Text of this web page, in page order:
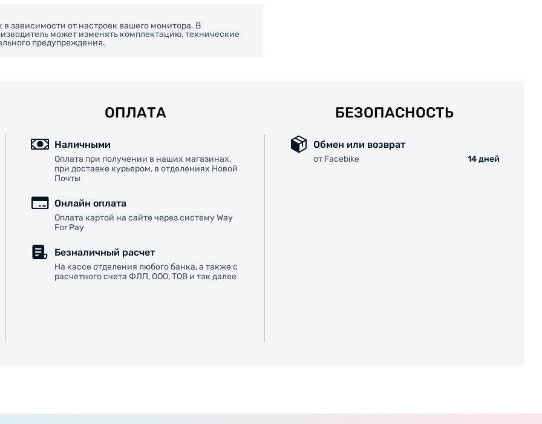
в зависимости от настроек вашего монитора. В
может изменять комплектацию, технические
предупреждения.
ОПЛАТА
Наличными
Оплата при получении в наших магазинах,
при доставке курьером, в отделениях Новой
Почты
Онлайн оплата
Оплата картой на сайте через систему Way
For Pay
Безналичный расчет
На кассе отделения любого банка, а также с
расчетного счета ФЛП, ООО, ТОВ и так далее
БЕЗОПАСНОСТЬ
Обмен или возврат
от Facebike 14 дней